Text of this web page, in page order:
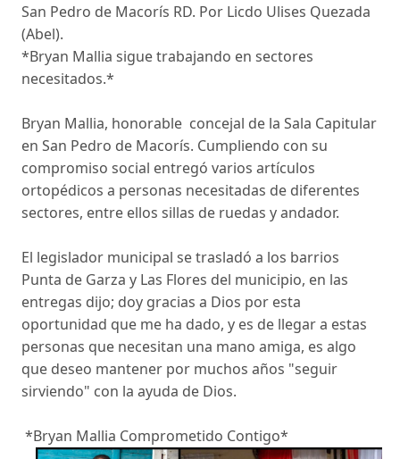
San Pedro de Macorís RD. Por Licdo Ulises Quezada
(Abel).
*Bryan Mallia sigue trabajando en sectores
necesitados.*
Bryan Mallia, honorable concejal de la Sala Capitular
en San Pedro de Macorís. Cumpliendo con su
compromiso social entregó varios artículos
ortopédicos a personas necesitadas de diferentes
sectores, entre ellos sillas de ruedas y andador.
El legislador municipal se trasladó a los barrios
Punta de Garza y Las Flores del municipio, en las
entregas dijo; doy gracias a Dios por esta
oportunidad que me ha dado, y es de llegar a estas
personas que necesitan una mano amiga, es algo
que deseo mantener por muchos años "seguir
sirviendo" con la ayuda de Dios.
*Bryan Mallia Comprometido Contigo*